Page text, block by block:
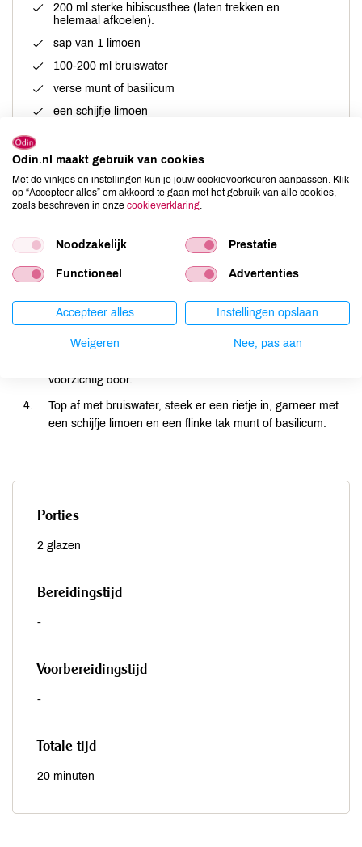
200 ml sterke hibiscusthee (laten trekken en
helemaal afkoelen).
sap van 1 limoen
100-200 ml bruiswater
verse munt of basilicum
een schijfje limoen
Bereiding
Maak de siroop: Breng het water met de suiker aan de
kook. Haal van het vuur en voeg de kamillebloemetjes en
het citroensap toe.
Laat 10 minuten trekken, zeef het en schenk het in
een flesje. Laat koud worden.
Vul een mooi glas met ijsblokjes. Voeg de afgekoelde
voorzichtig door.
Top af met bruiswater, steek er een rietje in, garneer met
een schijfje limoen en een flinke tak munt of basilicum.
Porties
2 glazen
Bereidingstijd
-
Voorbereidingstijd
-
Totale tijd
20 minuten
Odin.nl maakt gebruik van cookies
Met de vinkjes en instellingen kun je jouw cookievoorkeuren aanpassen. Klik
op “Accepteer alles” om akkoord te gaan met het gebruik van alle cookies,
zoals beschreven in onze cookieverklaring
Noodzakelijk Prestatie
Functioneel Advertenties
Accepteer alles Instellingen opslaan
Weigeren Nee, pas aan